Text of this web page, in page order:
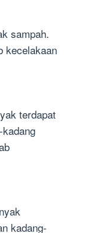
sampah.
kecelakaan
terdapat
kadang-